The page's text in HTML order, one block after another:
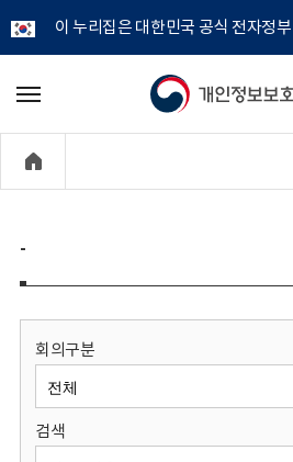
이 누리집은 대한민국 공식 전자정
개
정
보
원
메
기
-
회의구분
검색